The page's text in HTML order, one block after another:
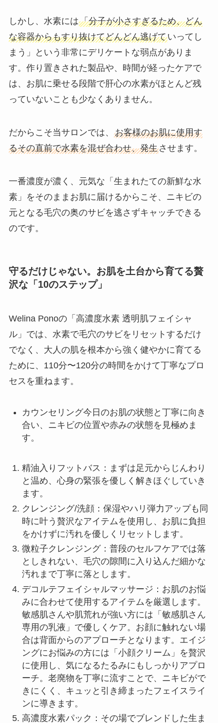
しかし、水素には「分子が小さすぎるため、どん
な容器からもすり抜けてどんどん逃げていってし
まう」という非常にデリケートな弱点がありま
す。作り置きされた製品や、時間が経ったケアで
は、お肌に乗せる段階で肝心の水素がほとんど残
っていないことも少なくありません。
だからこそ当サロンでは、 お客様のお肌に使用す
るその直前で水素を混ぜ合わせ、発生させます。
一番濃度が濃く、元気な「生まれたての新鮮な水
素」をそのままお肌に届けるからこそ、ニキビの
元となる毛穴の奥のサビを逃さずキャッチできる
のです。
守るだけじゃない。お肌を土台から育てる贅
沢な「10のステップ」
Welina Ponoの「高濃度水素 透明肌フェイシャ
ル」では、水素で毛穴のサビをリセットするだけ
でなく、大人の肌を根本から強く健やかに育てる
ために、110分〜120分の時間をかけて丁寧なプロ
セスを重ねます。
カウンセリング今日のお肌の状態と丁寧に向き
合い、ニキビの位置や赤みの状態を見極めま
す。
精油入りフットバス：まずは足元からじんわり
と温め、心身の緊張を優しく解きほぐしていき
ます。
クレンジング/洗顔：保湿やハリ弾力アップも同
時に叶う贅沢なアイテムを使用し、お肌に負担
をかけずに汚れを優しくリセットします。
微粒子クレンジング：普段のセルフケアでは落
としきれない、毛穴の隙間に入り込んだ細かな
汚れまで丁寧に落とします。
デコルテフェイシャルマッサージ：お肌のお悩
みに合わせて使用するアイテムを厳選します。
敏感肌さんや肌荒れが強い方には「敏感肌さん
専用の乳液」で優しくケア。お顔に触れない場
合は背面からのアプローチとなります。エイジ
ングにお悩みの方には「小顔クリーム」を贅沢
に使用し、気になるたるみにもしっかりアプロ
ーチ。老廃物を丁寧に流すことで、ニキビがで
きにくく、キュッと引き締まったフェイスライ
ンに導きます。
高濃度水素パック：その場でブレンドした生ま